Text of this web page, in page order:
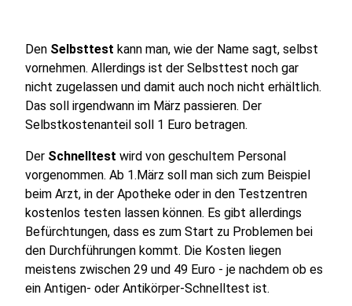
Den Selbsttest kann man, wie der Name sagt, selbst
vornehmen. Allerdings ist der Selbsttest noch gar
nicht zugelassen und damit auch noch nicht erhältlich.
Das soll irgendwann im März passieren. Der
Selbstkostenanteil soll 1 Euro betragen.
Der Schnelltest wird von geschultem Personal
vorgenommen. Ab 1.März soll man sich zum Beispiel
beim Arzt, in der Apotheke oder in den Testzentren
kostenlos testen lassen können. Es gibt allerdings
Befürchtungen, dass es zum Start zu Problemen bei
den Durchführungen kommt. Die Kosten liegen
meistens zwischen 29 und 49 Euro - je nachdem ob es
ein Antigen- oder Antikörper-Schnelltest ist.